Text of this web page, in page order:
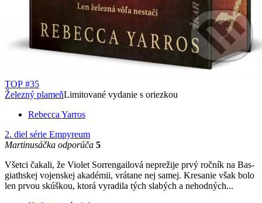
TOP #35
Železný plameňLimitované vydanie s oriezkou
Rebecca Yarros
2. diel série Empyreum
Martinusáčka odporúča 5
Všetci čakali, že Violet Sorrengailová neprežije prvý ročník na Bas­
giathskej vojenskej akadémii, vrátane nej samej. Kresanie však bolo
len prvou skúškou, ktorá vyradila tých slabých a nehodných...